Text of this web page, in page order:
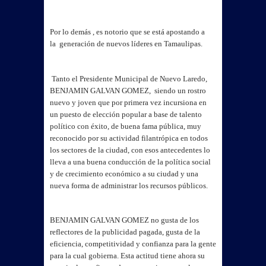
Por lo demás , es notorio que se está apostando a
la generación de nuevos líderes en Tamaulipas.
Tanto el Presidente Municipal de Nuevo Laredo,
BENJAMIN GALVAN GOMEZ, siendo un rostro
nuevo y joven que por primera vez incursiona en
un puesto de elección popular a base de talento
político con éxito, de buena fama pública, muy
reconocido por su actividad filantrópica en todos
los sectores de la ciudad, con esos antecedentes lo
lleva a una buena conducción de la política social
y de crecimiento económico a su ciudad y una
nueva forma de administrar los recursos públicos.
BENJAMIN GALVAN GOMEZ no gusta de los
reflectores de la publicidad pagada, gusta de la
eficiencia, competitividad y confianza para la gente
para la cual gobierna. Esta actitud tiene ahora su